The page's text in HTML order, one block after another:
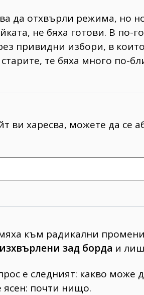
да отхвърли режима, но
не бяха готови. В по-
привидни избори, в
те бяха много по-
ви харесва, можете да се
към радикални
изхвърлени зад борда и
е следният: какво може
ясен: почти нищо.